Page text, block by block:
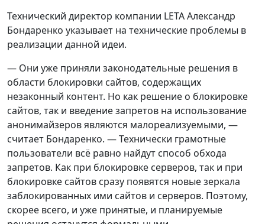
Технический директор компании LETA Александр
Бондаренко указывает на технические проблемы в
реализации данной идеи.
— Они уже приняли законодательные решения в
области блокировки сайтов, содержащих
незаконный контент. Но как решение о блокировке
сайтов, так и введение запретов на использование
анонимайзеров являются малореализуемыми, —
считает Бондаренко. — Технически грамотные
пользователи всё равно найдут способ обхода
запретов. Как при блокировке серверов, так и при
блокировке сайтов сразу появятся новые зеркала
заблокированных ими сайтов и серверов. Поэтому,
скорее всего, и уже принятые, и планируемые